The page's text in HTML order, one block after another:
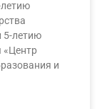
5-летию
«Центр
и